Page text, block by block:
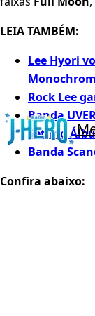
LEIA TAMBÉM:
Lee Hyori
Rock Lee
Banda
Sétimo
Banda
Confira abaixo: